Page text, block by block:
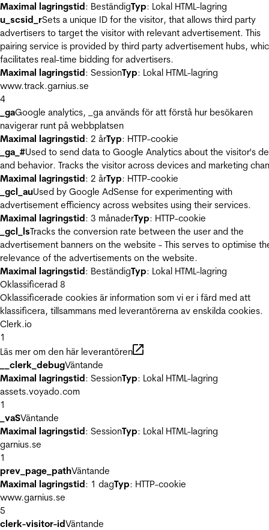
Maximal lagringstid: BeständigTyp: Lokal HTML-lagring
u_scsid_rSets a unique ID for the visitor, that allows third party
advertisers to target the visitor with relevant advertisement. This
pairing service is provided by third party advertisement hubs,
facilitates real-time bidding for advertisers.
Maximal lagringstid: SessionTyp: Lokal HTML-lagring
www.track.garnius.se
4
_gaGoogle analytics, _ga används för att förstå hur besökaren
navigerar runt på webbplatsen
Maximal lagringstid: 2 årTyp: HTTP-cookie
_ga_#Used to send data to Google Analytics about the visitor's
and behavior. Tracks the visitor across devices and marketing
Maximal lagringstid: 2 årTyp: HTTP-cookie
_gcl_auUsed by Google AdSense for experimenting with
advertisement efficiency across websites using their services.
Maximal lagringstid: 3 månaderTyp: HTTP-cookie
_gcl_lsTracks the conversion rate between the user and the
advertisement banners on the website - This serves to optimise
relevance of the advertisements on the website.
Maximal lagringstid: BeständigTyp: Lokal HTML-lagring
Oklassificerad 8
Oklassificerade cookies är information som vi er i färd med att
klassificera, tillsammans med leverantörerna av enskilda cookies.
Clerk.io
1
Läs mer om den här leverantören
__clerk_debugVäntande
Maximal lagringstid: SessionTyp: Lokal HTML-lagring
assets.voyado.com
1
_vaSVäntande
Maximal lagringstid: SessionTyp: Lokal HTML-lagring
garnius.se
1
prev_page_pathVäntande
Maximal lagringstid: 1 dagTyp: HTTP-cookie
www.garnius.se
5
clerk-visitor-idVäntande